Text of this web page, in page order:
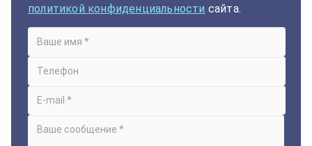
политикой конфиденциальности сайта.